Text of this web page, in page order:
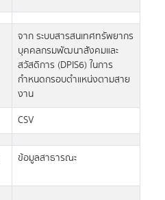
จาก ระบบสารสนเทศทรัพยากร
บุคคลกรมพัฒนาสังคมและ
สวัสดิการ (DPIS6) ในการ
กำหนดกรอบตำแหน่งตามสาย
งาน
CSV
ข้อมูลสาธารณะ